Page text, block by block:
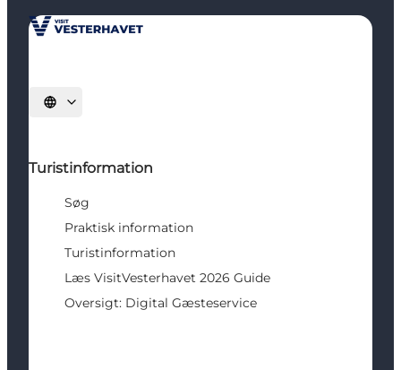
Vælg sprog
Turistinformation
Søg
Praktisk information
Turistinformation
Læs VisitVesterhavet 2026 Guide
Oversigt: Digital Gæsteservice